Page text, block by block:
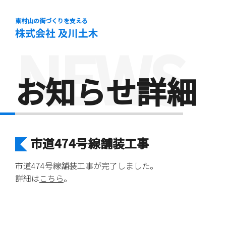
東村山の街づくりを支える
NEWS
お知らせ詳細
市道474号線舗装工事
市道474号線舗装工事が完了しました。
詳細はこちら。